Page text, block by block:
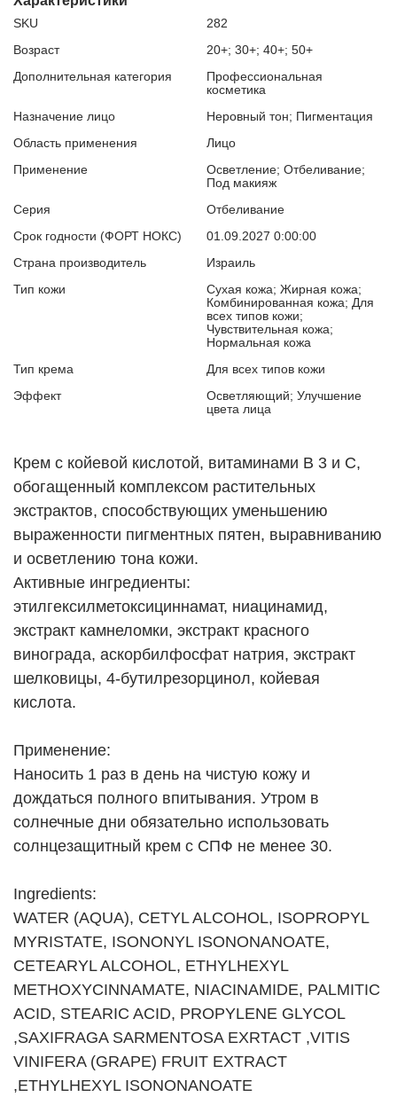
SKU
282
Возраст
20+; 30+; 40+; 50+
Дополнительная категория
Профессиональная
косметика
Назначение лицо
Неровный тон; Пигментация
Область применения
Лицо
Применение
Осветление; Отбеливание;
Под макияж
Серия
Отбеливание
Срок годности (ФОРТ НОКС)
01.09.2027 0:00:00
Страна производитель
Израиль
Тип кожи
Сухая кожа; Жирная кожа;
Комбинированная кожа; Для
всех типов кожи;
Чувствительная кожа;
Нормальная кожа
Тип крема
Для всех типов кожи
Эффект
Осветляющий; Улучшение
цвета лица
Крем с койевой кислотой, витаминами В 3 и С,
обогащенный комплексом растительных
экстрактов, способствующих уменьшению
выраженности пигментных пятен, выравниванию
и осветлению тона кожи.
Активные ингредиенты:
этилгексилметоксициннамат, ниацинамид,
экстракт камнеломки, экстракт красного
винограда, аскорбилфосфат натрия, экстракт
шелковицы, 4-бутилрезорцинол, койевая
кислота.
Применение:
Наносить 1 раз в день на чистую кожу и
дождаться полного впитывания. Утром в
солнечные дни обязательно использовать
солнцезащитный крем с СПФ не менее 30.
Ingredients:
WATER (AQUA), CETYL ALCOHOL, ISOPROPYL
MYRISTATE, ISONONYL ISONONANOATE,
CETEARYL ALCOHOL, ETHYLHEXYL
METHOXYCINNAMATE, NIACINAMIDE, PALMITIC
ACID, STEARIC ACID, PROPYLENE GLYCOL
,SAXIFRAGA SARMENTOSA EXRTACT ,VITIS
VINIFERA (GRAPE) FRUIT EXTRACT
,ETHYLHEXYL ISONONANOATE